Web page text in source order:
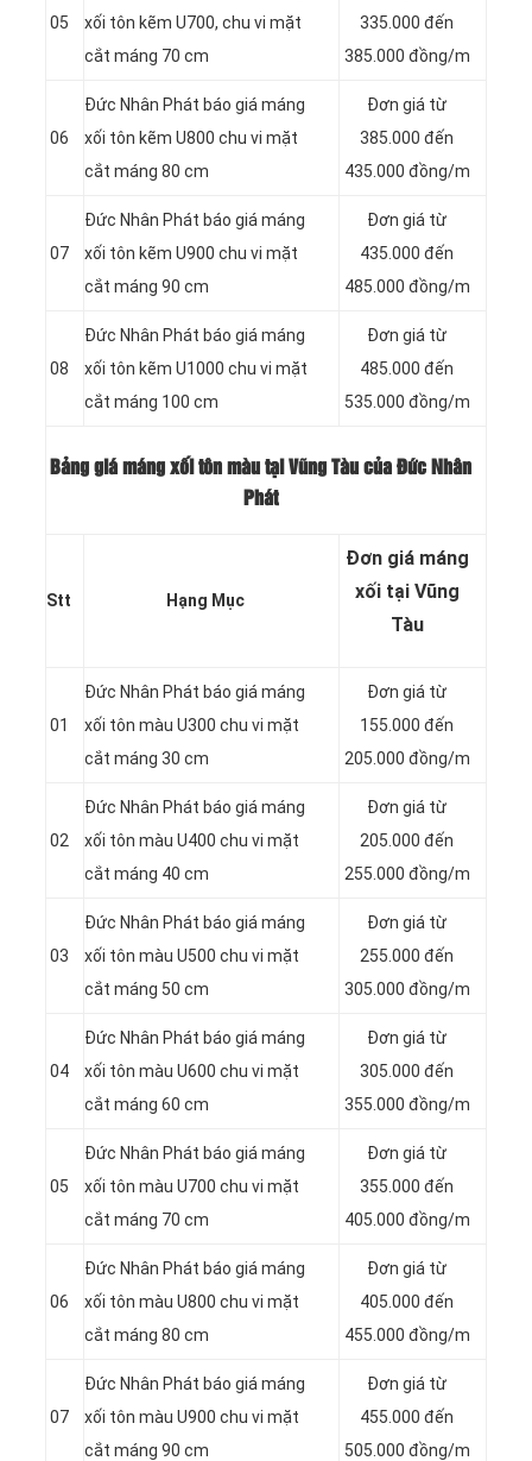
05
xối tôn kẽm U700, chu vi mặt
cắt máng 70 cm
335.000 đến
385.000 đồng/m
06
Đức Nhân Phát báo giá máng
xối tôn kẽm U800 chu vi mặt
cắt máng 80 cm
Đơn giá từ
385.000 đến
435.000 đồng/m
07
Đức Nhân Phát báo giá máng
xối tôn kẽm U900 chu vi mặt
cắt máng 90 cm
Đơn giá từ
435.000 đến
485.000 đồng/m
08
Đức Nhân Phát báo giá máng
xối tôn kẽm U1000 chu vi mặt
cắt máng 100 cm
Đơn giá từ
485.000 đến
535.000 đồng/m
Bảng giá máng xối tôn màu tại Vũng Tàu của Đức Nhân
Phát
Stt Hạng Mục
Đơn giá máng
xối tại Vũng
Tàu
01
Đức Nhân Phát báo giá máng
xối tôn màu U300 chu vi mặt
cắt máng 30 cm
Đơn giá từ
155.000 đến
205.000 đồng/m
02
Đức Nhân Phát báo giá máng
xối tôn màu U400 chu vi mặt
cắt máng 40 cm
Đơn giá từ
205.000 đến
255.000 đồng/m
03
Đức Nhân Phát báo giá máng
xối tôn màu U500 chu vi mặt
cắt máng 50 cm
Đơn giá từ
255.000 đến
305.000 đồng/m
04
Đức Nhân Phát báo giá máng
xối tôn màu U600 chu vi mặt
cắt máng 60 cm
Đơn giá từ
305.000 đến
355.000 đồng/m
05
Đức Nhân Phát báo giá máng
xối tôn màu U700 chu vi mặt
cắt máng 70 cm
Đơn giá từ
355.000 đến
405.000 đồng/m
06
Đức Nhân Phát báo giá máng
xối tôn màu U800 chu vi mặt
cắt máng 80 cm
Đơn giá từ
405.000 đến
455.000 đồng/m
07
Đức Nhân Phát báo giá máng
xối tôn màu U900 chu vi mặt
cắt máng 90 cm
Đơn giá từ
455.000 đến
505.000 đồng/m